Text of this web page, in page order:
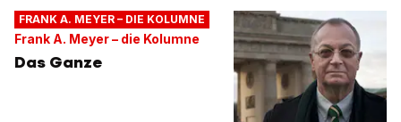
FRANK A. MEYER – DIE KOLUMNE
Frank A. Meyer – die Kolumne
Das Ganze